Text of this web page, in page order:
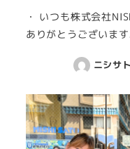
・ いつも株式会社
ありがとうございま
ニシサ